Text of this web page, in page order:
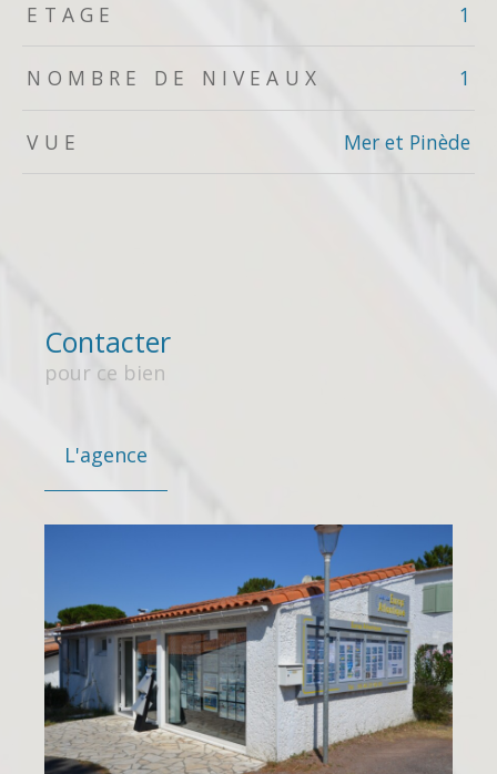
ETAGE 1
NOMBRE DE NIVEAUX 1
VUE Mer et Pinède
Contacter
pour ce bien
L'agence